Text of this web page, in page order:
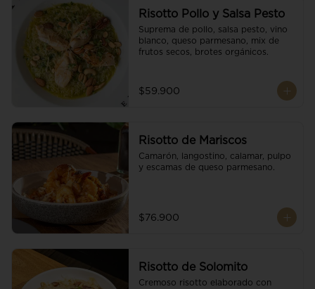
Risotto Pollo y Salsa Pesto
Suprema de pollo, salsa pesto, vino
blanco, queso parmesano, mix de
frutos secos, brotes orgánicos.
$59.900
Risotto de Mariscos
Camarón, langostino, calamar, pulpo
y escamas de queso parmesano.
$76.900
Risotto de Solomito
Cremoso risotto elaborado con